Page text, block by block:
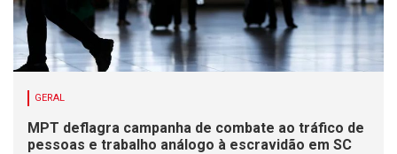
GERAL
MPT deflagra campanha de combate ao tráfico de
pessoas e trabalho análogo à escravidão em SC